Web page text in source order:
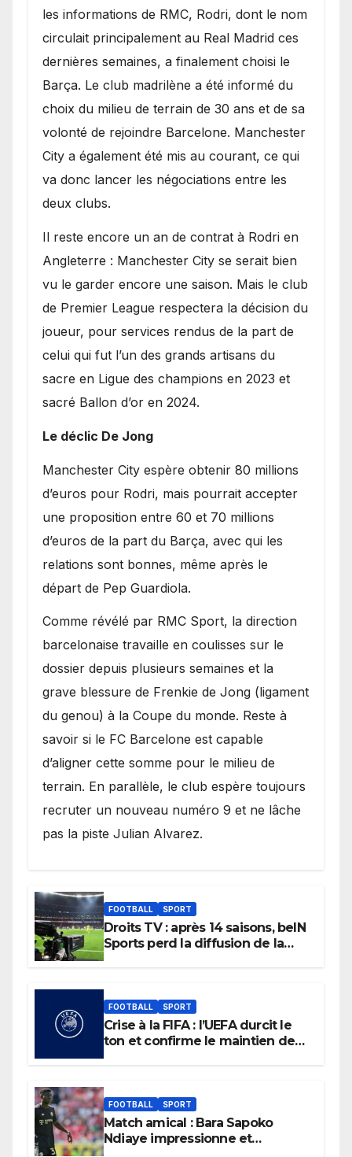
les informations de RMC, Rodri, dont le nom
circulait principalement au Real Madrid ces
dernières semaines, a finalement choisi le
Barça. Le club madrilène a été informé du
choix du milieu de terrain de 30 ans et de sa
volonté de rejoindre Barcelone. Manchester
City a également été mis au courant, ce qui
va donc lancer les négociations entre les
deux clubs.
​Il reste encore un an de contrat à Rodri en
Angleterre : Manchester City se serait bien
vu le garder encore une saison. Mais le club
de Premier League respectera la décision du
joueur, pour services rendus de la part de
celui qui fut l’un des grands artisans du
sacre en Ligue des champions en 2023 et
sacré Ballon d’or en 2024.
Le déclic De Jong
​Manchester City espère obtenir 80 millions
d’euros pour Rodri, mais pourrait accepter
une proposition entre 60 et 70 millions
d’euros de la part du Barça, avec qui les
relations sont bonnes, même après le
départ de Pep Guardiola.
​Comme révélé par RMC Sport, la direction
barcelonaise travaille en coulisses sur le
dossier depuis plusieurs semaines et la
grave blessure de Frenkie de Jong (ligament
du genou) à la Coupe du monde. Reste à
savoir si le FC Barcelone est capable
d’aligner cette somme pour le milieu de
terrain. En parallèle, le club espère toujours
recruter un nouveau numéro 9 et ne lâche
pas la piste Julian Alvarez.
FOOTBALL SPORT
Droits TV : après 14 saisons, beIN
Sports perd la diffusion de la
FOOTBALL SPORT
Crise à la FIFA : l’UEFA durcit le
ton et confirme le maintien de
FOOTBALL SPORT
Match amical : Bara Sapoko
Ndiaye impressionne et